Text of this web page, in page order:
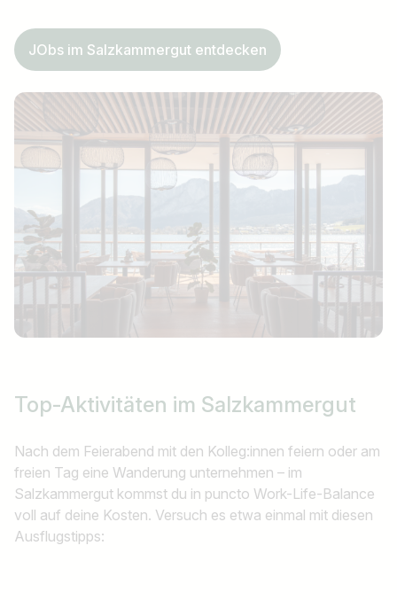
JObs im Salzkammergut entdecken
Top-Aktivitäten im Salzkammergut
Nach dem Feierabend mit den Kolleg:innen feiern oder am
freien Tag eine Wanderung unternehmen – im
Salzkammergut kommst du in puncto Work-Life-Balance
voll auf deine Kosten. Versuch es etwa einmal mit diesen
Ausflugstipps:
Jobtitel
z.B. Österreich
Land / Bundesland
Jobs finden